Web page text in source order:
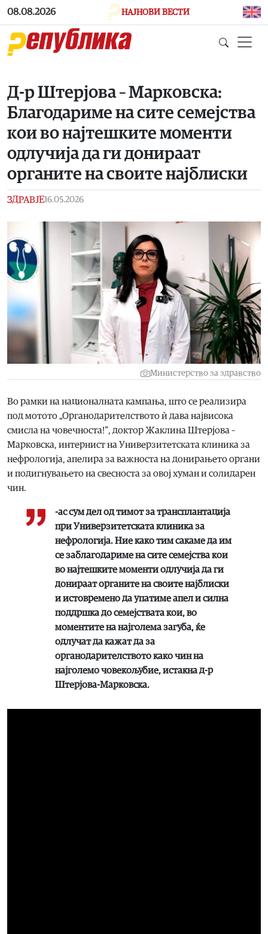
Skip to main content
08.08.2026 НАЈНОВИ ВЕСТИ
Д-р Штерјова – Марковска:
Благодариме на сите семејства
кои во најтешките моменти
одлучија да ги донираат
органите на своите најблиски
ЗДРАВЈЕ16.05.2026
Министерство за здравство
Во рамки на националната кампања, што се реализира
под мотото „Органодарителството ѝ дава највисока
смисла на човечноста!“, доктор Жаклина Штерјова –
Марковска, интернист на Универзитетската клиника за
нефрологија, апелира за важноста на донирањето органи
и подигнувањето на свесноста за овој хуман и солидарен
чин.
-ас сум дел од тимот за трансплантација
при Универзитетската клиника за
нефрологија. Ние како тим сакаме да им
се заблагодариме на сите семејства кои
во најтешките моменти одлучија да ги
донираат органите на своите најблиски
и истовремено да упатиме апел и силна
поддршка до семејствата кои, во
моментите на најголема загуба, ќе
одлучат да кажат да за
органодарителството како чин на
најголемо човекољубие, истакна д-р
Штерјова-Марковска.